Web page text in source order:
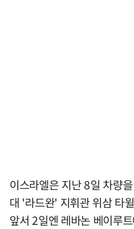
이스라엘은 지난 8일 차량
대 '라드완' 지휘관 위삼 타
앞서 2일엔 레바논 베이루